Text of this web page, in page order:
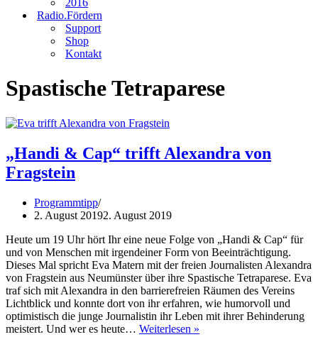
2016
Radio.Fördern
Support
Shop
Kontakt
Spastische Tetraparese
„Handi & Cap“ trifft Alexandra von
Fragstein
Programmtipp
2. August 20192. August 2019
Heute um 19 Uhr hört Ihr eine neue Folge von „Handi & Cap“ für
und von Menschen mit irgendeiner Form von Beeinträchtigung.
Dieses Mal spricht Eva Matern mit der freien Journalisten Alexandra
von Fragstein aus Neumünster über ihre Spastische Tetraparese. Eva
traf sich mit Alexandra in den barrierefreien Räumen des Vereins
Lichtblick und konnte dort von ihr erfahren, wie humorvoll und
optimistisch die junge Journalistin ihr Leben mit ihrer Behinderung
meistert. Und wer es heute… Weiterlesen »